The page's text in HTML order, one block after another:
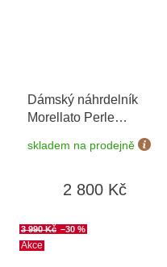
Dámský náhrdelník
Morellato Perle
skladem na prodejně
2 800 Kč
Akce
3 990 Kč –30 %